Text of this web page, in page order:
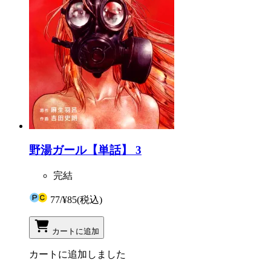
野湯ガール【単話】 3
完結
77/¥85(税込)
カートに追加
カートに追加しました